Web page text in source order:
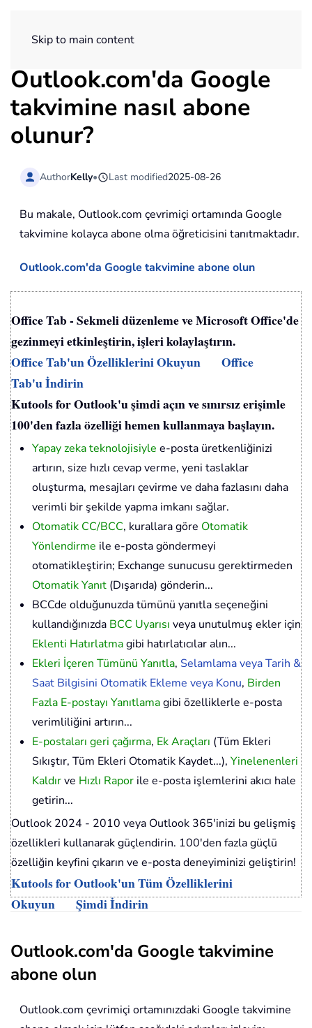
Skip to main content
Outlook.com'da Google
takvimine nasıl abone
olunur?
AuthorKelly• Last modified2025-08-26
Bu makale, Outlook.com çevrimiçi ortamında Google
takvimine kolayca abone olma öğreticisini tanıtmaktadır.
Outlook.com'da Google takvimine abone olun
Office Tab - Sekmeli düzenleme ve Microsoft Office'de
gezinmeyi etkinleştirin, işleri kolaylaştırın.
Office Tab'un Özelliklerini Okuyun
Office
Tab'u İndirin
Kutools for Outlook'u şimdi açın ve sınırsız erişimle
100'den fazla özelliği hemen kullanmaya başlayın.
Yapay zeka teknolojisiyle e-posta üretkenliğinizi
artırın, size hızlı cevap verme, yeni taslaklar
oluşturma, mesajları çevirme ve daha fazlasını daha
verimli bir şekilde yapma imkanı sağlar.
Otomatik CC/BCC, kurallara göre Otomatik
Yönlendirme ile e-posta göndermeyi
otomatikleştirin; Exchange sunucusu gerektirmeden
Otomatik Yanıt (Dışarıda) gönderin...
BCCde olduğunuzda tümünü yanıtla seçeneğini
kullandığınızda BCC Uyarısı veya unutulmuş ekler için
Eklenti Hatırlatmagibi hatırlatıcılar alın...
Ekleri İçeren Tümünü Yanıtla, Selamlama veya Tarih &
Saat Bilgisini Otomatik Ekleme veya Konu, Birden
Fazla E-postayı Yanıtlamagibi özelliklerle e-posta
verimliliğini artırın...
E-postaları geri çağırma, Ek Araçları (Tüm Ekleri
Sıkıştır, Tüm Ekleri Otomatik Kaydet...), Yinelenenleri
Kaldırve Hızlı Rapor ile e-posta işlemlerini akıcı hale
getirin...
Outlook 2024 - 2010 veya Outlook 365'inizi bu gelişmiş
özellikleri kullanarak güçlendirin. 100'den fazla güçlü
özelliğin keyfini çıkarın ve e-posta deneyiminizi geliştirin!
Kutools for Outlook'un Tüm Özelliklerini
Okuyun
Şimdi İndirin
Outlook.com'da Google takvimine
abone olun
Outlook.com çevrimiçi ortamınızdaki Google takvimine